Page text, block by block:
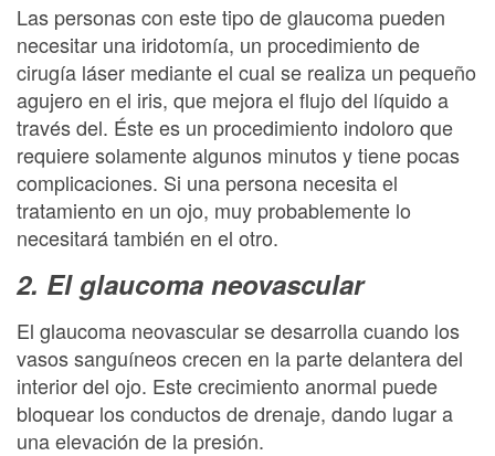
Las personas con este tipo de glaucoma pueden
necesitar una iridotomía, un procedimiento de
cirugía láser mediante el cual se realiza un pequeño
agujero en el iris, que mejora el flujo del líquido a
través del. Éste es un procedimiento indoloro que
requiere solamente algunos minutos y tiene pocas
complicaciones. Si una persona necesita el
tratamiento en un ojo, muy probablemente lo
necesitará también en el otro.
2. El glaucoma neovascular
El glaucoma neovascular se desarrolla cuando los
vasos sanguíneos crecen en la parte delantera del
interior del ojo. Este crecimiento anormal puede
bloquear los conductos de drenaje, dando lugar a
una elevación de la presión.